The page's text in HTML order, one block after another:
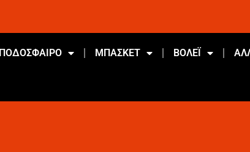
ΠΟΔΟΣΦΑΙΡΟ ΜΠΑΣΚΕΤ ΒΟΛΕΪ